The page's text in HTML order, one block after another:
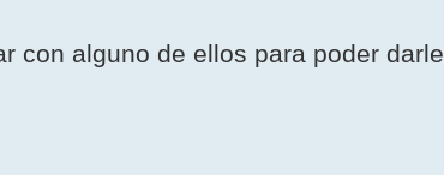
con alguno de ellos para poder darle